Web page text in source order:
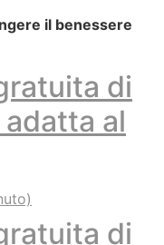
il benessere
di
al
di